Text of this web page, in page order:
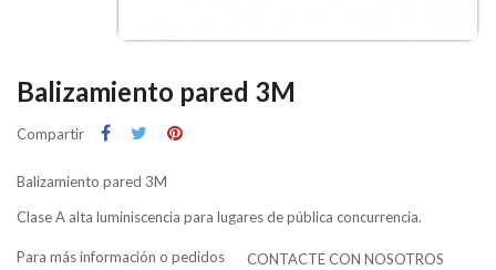
Balizamiento pared 3M
Compartir
Balizamiento pared 3M
Clase A alta luminiscencia para lugares de pública concurrencia.
Para más información o pedidos CONTACTE CON NOSOTROS